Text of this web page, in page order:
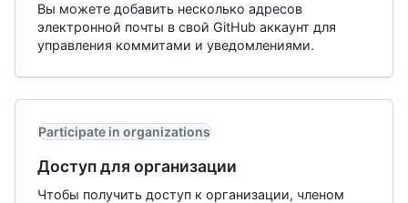
Вы можете добавить несколько адресов
электронной почты в свой GitHub аккаунт для
управления коммитами и уведомлениями.
Participate in organizations
Доступ для организации
Чтобы получить доступ к организации, членом